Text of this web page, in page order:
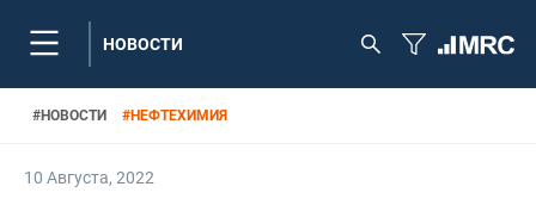
НОВОСТИ
#НОВОСТИ #НЕФТЕХИМИЯ
10 Августа, 2022